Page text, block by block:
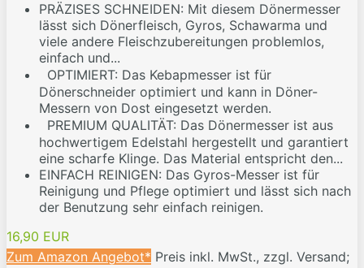
PRÄZISES SCHNEIDEN: Mit diesem Dönermesser
lässt sich Dönerfleisch, Gyros, Schawarma und
viele andere Fleischzubereitungen problemlos,
einfach und...
OPTIMIERT: Das Kebapmesser ist für
Dönerschneider optimiert und kann in Döner-
Messern von Dost eingesetzt werden.
PREMIUM QUALITÄT: Das Dönermesser ist aus
hochwertigem Edelstahl hergestellt und garantiert
eine scharfe Klinge. Das Material entspricht den...
EINFACH REINIGEN: Das Gyros-Messer ist für
Reinigung und Pflege optimiert und lässt sich nach
der Benutzung sehr einfach reinigen.
16,90 EUR
Zum Amazon Angebot* Preis inkl. MwSt., zzgl. Versand;